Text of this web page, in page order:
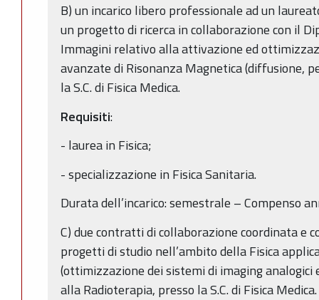
B) un incarico libero professionale ad un
un progetto di ricerca in collaborazione con il
Immagini relativo alla attivazione ed
avanzate di Risonanza Magnetica (diffusione,
la S.C. di Fisica Medica.
Requisiti:
- laurea in Fisica;
- specializzazione in Fisica Sanitaria.
Durata dell’incarico: semestrale – Compenso
C) due contratti di collaborazione coordinata e
progetti di studio nell’ambito della Fisica
(ottimizzazione dei sistemi di imaging analogici
alla Radioterapia, presso la S.C. di Fisica Medica.